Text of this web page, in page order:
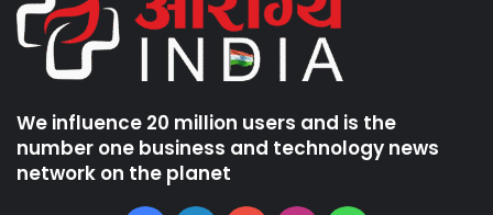
We influence 20 million users and is the
number one business and technology news
network on the planet